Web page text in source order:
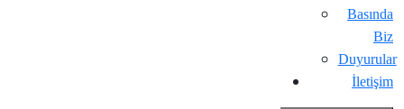
Basında
Biz
Duyurular
İletişim